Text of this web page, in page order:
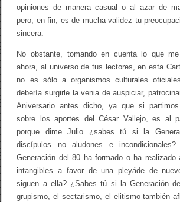
opiniones de manera casual o al azar de
pero, en fin, es de mucha validez tu
sincera.
No obstante, tomando en cuenta lo que
ahora, al universo de tus lectores, en esta
no es sólo a organismos culturales
debería surgirle la venia de auspiciar,
Aniversario antes dicho, ya que si
sobre los aportes del César Vallejo, es al
porque dime Julio ¿sabes tú si la
discípulos no aludones e
Generación del 80 ha formado o ha realizado
intangibles a favor de una pleyáde de
siguen a ella? ¿Sabes tú si la Generación
grupismo, el sectarismo, el elitismo también